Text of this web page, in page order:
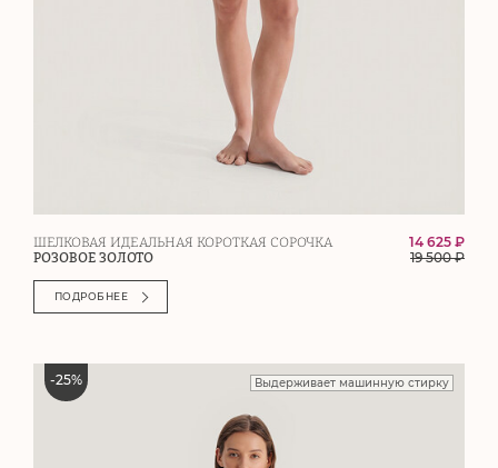
ШЕЛКОВАЯ ИДЕАЛЬНАЯ КОРОТКАЯ СОРОЧКА
РОЗОВОЕ ЗОЛОТО
14 625 ₽
19 500₽
ПОДРОБНЕЕ
-25% Выдерживает машинную стирку